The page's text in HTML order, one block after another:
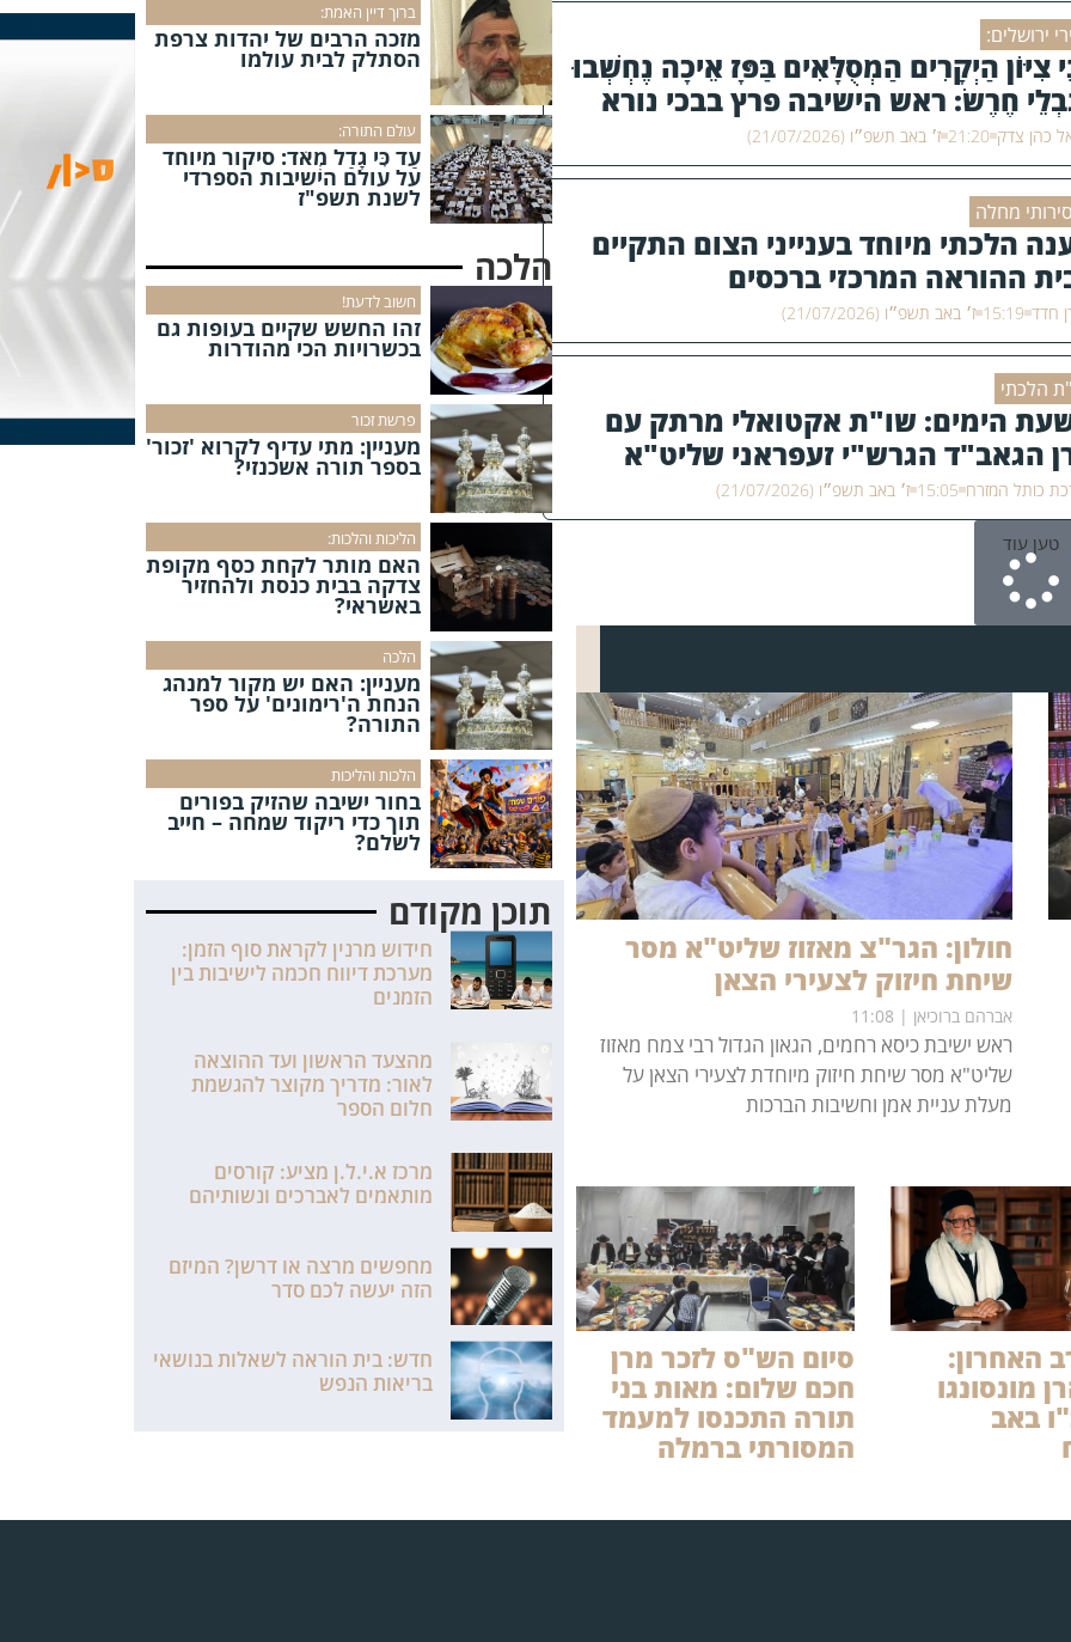
ירושלים:
צִיּוֹן הַיְקָרִים הַמְסֻלָּאִים בַּפָּז אֵיכָה נֶחְשְׁבוּ
חֶרֶשׂ: ראש הישיבה פרץ בבכי נורא
כהן צדק 21:20 ז׳ באב תשפ״ו (21/07/2026)
מחלה
הלכתי מיוחד בענייני הצום התקיים
ההוראה המרכזי ברכסים
חדד 15:19 ז׳ באב תשפ״ו (21/07/2026)
הלכתי
הימים: שו"ת אקטואלי מרתק עם
הגאב"ד הגרש"י זעפראני שליט"א
כותל המזרח 15:05 ז׳ באב תשפ״ו (21/07/2026)
טען עוד
חולון: הגר"צ מאזוז שליט"א מסר
שיחת חיזוק לצעירי הצאן
אברהם ברוכיאן
ראש ישיבת כיסא רחמים, הגאון הגדול רבי צמח מאזוז
שליט"א מסר שיחת חיזוק מיוחדת לצעירי הצאן על
מעלת עניית אמן וחשיבות הברכות
האחרון:
מונסונגו
באב
סיום הש"ס לזכר מרן
חכם שלום: מאות בני
תורה התכנסו למעמד
המסורתי ברמלה
ברוך דיין האמת:
מזכה הרבים של יהדות צרפת
הסתלק לבית עולמו
עולם התורה:
עַד כִּי גָדַל מְאֹד: סיקור מיוחד
על עולם הישיבות הספרדי
לשנת תשפ"ז
הלכה
חשוב לדעת!
זהו החשש שקיים בעופות גם
בכשרויות הכי מהודרות
פרשת זכור
מעניין: מתי עדיף לקרוא 'זכור'
בספר תורה אשכנזי?
הליכות והלכות:
האם מותר לקחת כסף מקופת
צדקה בבית כנסת ולהחזיר
באשראי?
הלכה
מעניין: האם יש מקור למנהג
הנחת ה'רימונים' על ספר
התורה?
הלכות והליכות
בחור ישיבה שהזיק בפורים
תוך כדי ריקוד שמחה – חייב
לשלם?
תוכן מקודם
חידוש מרנין לקראת סוף הזמן:
מערכת דיווח חכמה לישיבות בין
הזמנים
מהצעד הראשון ועד ההוצאה
לאור: מדריך מקוצר להגשמת
חלום הספר
מרכז א.י.ל.ן מציע: קורסים
מותאמים לאברכים ונשותיהם
מחפשים מרצה או דרשן? המיזם
הזה יעשה לכם סדר
חדש: בית הוראה לשאלות בנושאי
בריאות הנפש